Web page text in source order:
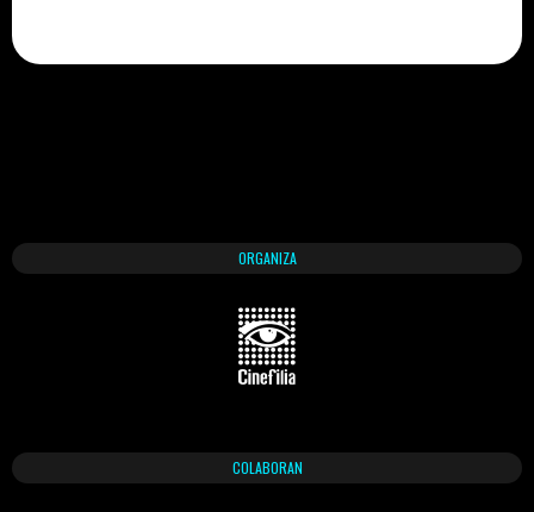
ORGANIZA
COLABORAN